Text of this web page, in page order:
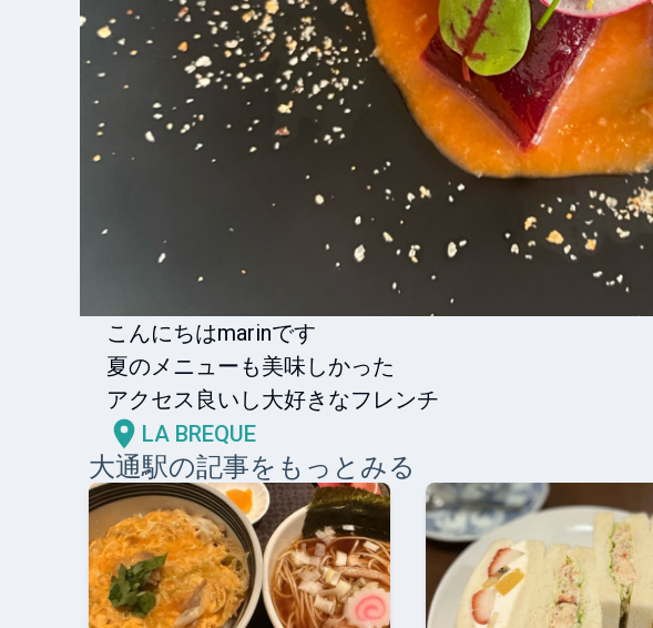
こんにちはmarinです
夏のメニューも美味しかった
LA BREQUE
大通駅の記事をもっとみる